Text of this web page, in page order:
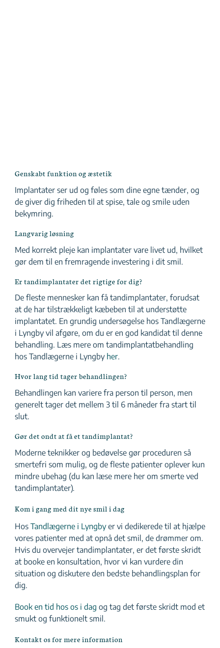
Genskabt funktion og æstetik
Implantater ser ud og føles som dine egne tænder, og
de giver dig friheden til at spise, tale og smile uden
bekymring.
Langvarig løsning
Med korrekt pleje kan implantater vare livet ud, hvilket
gør dem til en fremragende investering i dit smil.
Er tandimplantater det rigtige for dig?
De fleste mennesker kan få tandimplantater, forudsat
at de har tilstrækkeligt kæbeben til at understøtte
implantatet. En grundig undersøgelse hos Tandlægerne
i Lyngby vil afgøre, om du er en god kandidat til denne
behandling. Læs mere om tandimplantatbehandling
hos Tandlægerne i Lyngby her.
Hvor lang tid tager behandlingen?
Behandlingen kan variere fra person til person, men
generelt tager det mellem 3 til 6 måneder fra start til
slut.
Gør det ondt at få et tandimplantat?
Moderne teknikker og bedøvelse gør proceduren så
smertefri som mulig, og de fleste patienter oplever kun
mindre ubehag (du kan læse mere her om smerte ved
tandimplantater).
Kom i gang med dit nye smil i dag
Hos Tandlægerne i Lyngbyer vi dedikerede til at hjælpe
vores patienter med at opnå det smil, de drømmer om.
Hvis du overvejer tandimplantater, er det første skridt
at booke en konsultation, hvor vi kan vurdere din
situation og diskutere den bedste behandlingsplan for
dig.
Book en tid hos os i dag og tag det første skridt mod et
smukt og funktionelt smil.
Kontakt os for mere information